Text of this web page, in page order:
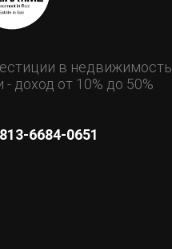
в недвижимость
- доход от 10% до 50%
6684-0651